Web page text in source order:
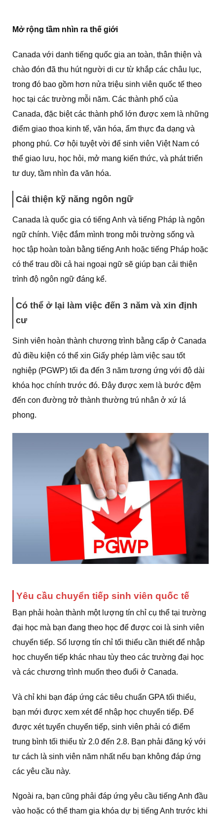
Mở rộng tầm nhìn ra thế giới
Canada với danh tiếng quốc gia an toàn, thân thiện và
chào đón đã thu hút người di cư từ khắp các châu lục,
trong đó bao gồm hơn nửa triệu sinh viên quốc tế theo
học tại các trường mỗi năm. Các thành phố của
Canada, đặc biệt các thành phố lớn được xem là những
điểm giao thoa kinh tế, văn hóa, ẩm thực đa dạng và
phong phú. Cơ hội tuyệt vời để sinh viên Việt Nam có
thể giao lưu, học hỏi, mở mang kiến thức, và phát triển
tư duy, tầm nhìn đa văn hóa.
Cải thiện kỹ năng ngôn ngữ
Canada là quốc gia có tiếng Anh và tiếng Pháp là ngôn
ngữ chính. Việc đắm mình trong môi trường sống và
học tập hoàn toàn bằng tiếng Anh hoặc tiếng Pháp hoặc
có thể trau dồi cả hai ngoại ngữ sẽ giúp bạn cải thiện
trình độ ngôn ngữ đáng kể.
Có thể ở lại làm việc đến 3 năm và xin định
cư
Sinh viên hoàn thành chương trình bằng cấp ở Canada
đủ điều kiện có thể xin Giấy phép làm việc sau tốt
nghiệp (PGWP) tối đa đến 3 năm tương ứng với độ dài
khóa học chính trước đó. Đây được xem là bước đệm
đến con đường trở thành thường trú nhân ở xứ lá
phong.
Yêu cầu chuyển tiếp sinh viên quốc tế
Bạn phải hoàn thành một lượng tín chỉ cụ thể tại trường
đại học mà bạn đang theo học để được coi là sinh viên
chuyển tiếp. Số lượng tín chỉ tối thiểu cần thiết để nhập
học chuyển tiếp khác nhau tùy theo các trường đại học
và các chương trình muốn theo đuổi ở Canada.
Và chỉ khi bạn đáp ứng các tiêu chuẩn GPA tối thiểu,
bạn mới được xem xét để nhập học chuyển tiếp. Để
được xét tuyển chuyển tiếp, sinh viên phải có điểm
trung bình tối thiểu từ 2.0 đến 2.8. Bạn phải đăng ký với
tư cách là sinh viên năm nhất nếu bạn không đáp ứng
các yêu cầu này.
Ngoài ra, bạn cũng phải đáp ứng yêu cầu tiếng Anh đầu
vào hoặc có thể tham gia khóa dự bị tiếng Anh trước khi